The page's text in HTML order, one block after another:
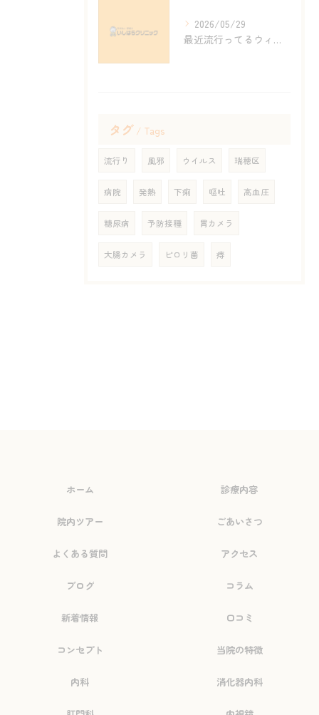
2026/05/29
最近流行ってるウィルス性の風邪
タグ Tags
流行り 風邪 ウイルス 瑞穂区
病院 発熱 下痢 嘔吐 高血圧
糖尿病 予防接種 胃カメラ
大腸カメラ ピロリ菌 痔
ホーム 診療内容
院内ツアー ごあいさつ
よくある質問 アクセス
ブログ コラム
新着情報 口コミ
コンセプト 当院の特徴
内科 消化器内科